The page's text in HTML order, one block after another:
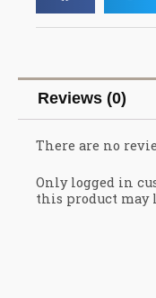
Reviews (0)
There are no
Only logged in
this product may